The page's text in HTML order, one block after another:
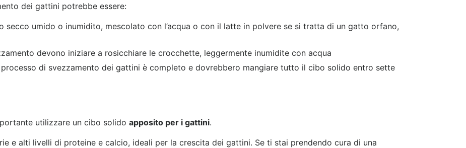
dei gattini potrebbe essere:
secco umido o inumidito, mescolato con l’acqua o con il latte in polvere se si tratta di un gatto orfano,
devono iniziare a rosicchiare le crocchette, leggermente inumidite con acqua
di svezzamento dei gattini è completo e dovrebbero mangiare tutto il cibo solido entro sette
utilizzare un cibo solido apposito per i gattini.
e alti livelli di proteine e calcio, ideali per la crescita dei gattini. Se ti stai prendendo cura di una